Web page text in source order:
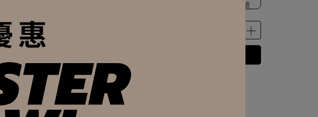
【滿額好禮】 C/F 品牌訂製｜BADASS｜電繡標語｜旅行收納包（不指定顏色 隨
【滿額好禮】品牌擦拭布（數量有限 贈完為止）
【滿額會員禮】戒圍測量器（數量有限 贈完為止）
加入最愛 此商品 「 最高 」可以折抵紅利